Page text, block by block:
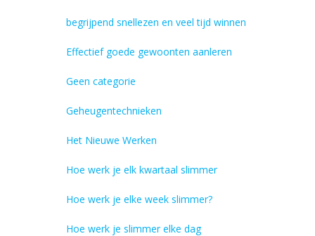
begrijpend snellezen en veel tijd winnen
Effectief goede gewoonten aanleren
Geen categorie
Geheugentechnieken
Het Nieuwe Werken
Hoe werk je elk kwartaal slimmer
Hoe werk je elke week slimmer?
Hoe werk je slimmer elke dag